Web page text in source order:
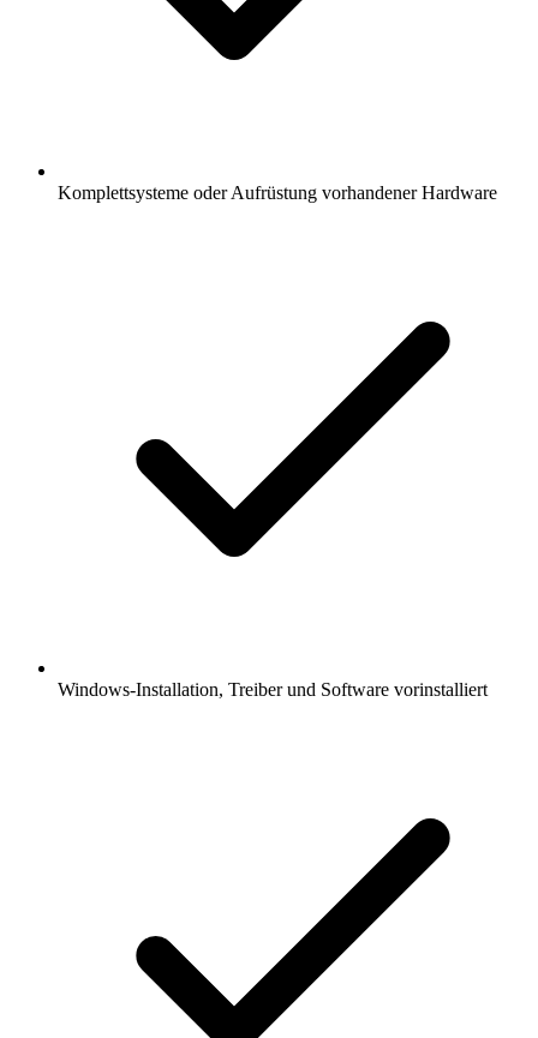
Komplettsysteme oder Aufrüstung vorhandener Hardware
Windows-Installation, Treiber und Software vorinstalliert